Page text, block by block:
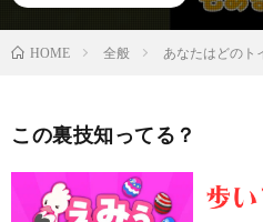
HOME 全般 あなたはどのト
この裏技知ってる？